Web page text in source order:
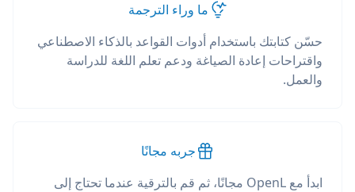
ما وراء الترجمة
حسّن كتابتك باستخدام أدوات القواعد بالذكاء الاصطناعي
واقتراحات إعادة الصياغة ودعم تعلم اللغة للدراسة
والعمل.
جربه مجانًا
ابدأ مع OpenL مجانًا، ثم قم بالترقية عندما تحتاج إلى